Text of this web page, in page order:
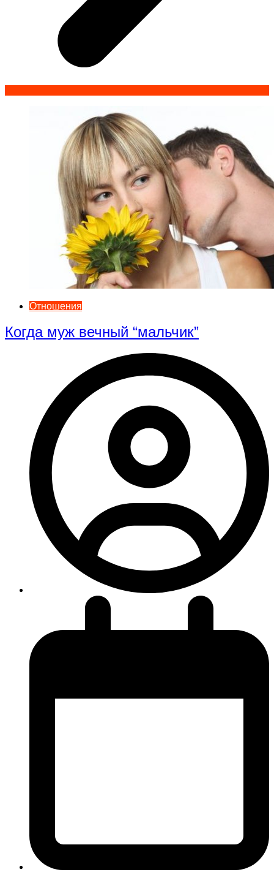
Отношения
Когда муж вечный “мальчик”